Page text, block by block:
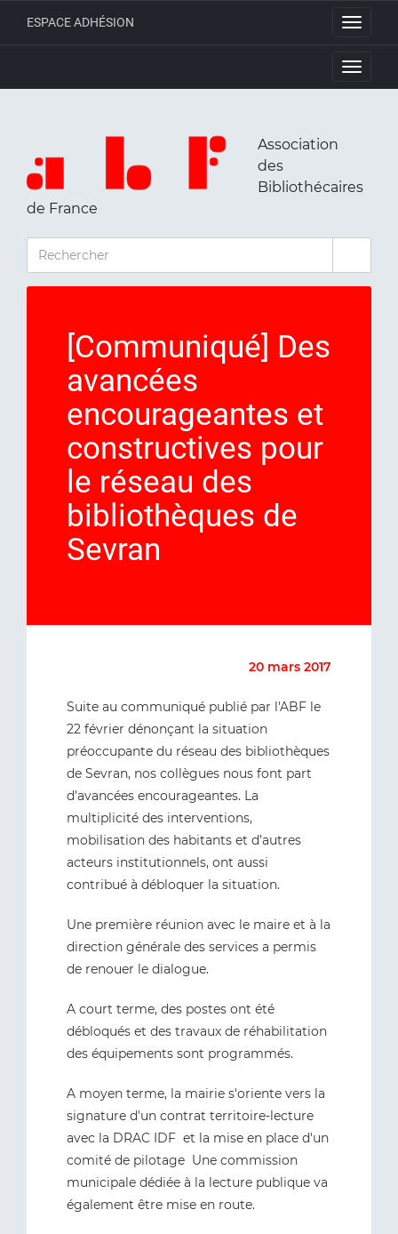
Toggle
ESPACE ADHÉSION
Toggle
Association
des
Bibliothécaires
de France
RECHERCHER
[Communiqué] Des
avancées
encourageantes et
constructives pour
le réseau des
bibliothèques de
Sevran
20 mars 2017
Suite au communiqué publié par l'ABF le
22 février dénonçant la situation
préoccupante du réseau des bibliothèques
de Sevran, nos collègues nous font part
d'avancées encourageantes. La
multiplicité des interventions,
mobilisation des habitants et d’autres
acteurs institutionnels, ont aussi
contribué à débloquer la situation.
Une première réunion avec le maire et à la
direction générale des services a permis
de renouer le dialogue.
A court terme, des postes ont été
débloqués et des travaux de réhabilitation
des équipements sont programmés.
A moyen terme, la mairie s'oriente vers la
signature d'un contrat territoire-lecture
avec la DRAC IDF et la mise en place d'un
comité de pilotage Une commission
municipale dédiée à la lecture publique va
également être mise en route.